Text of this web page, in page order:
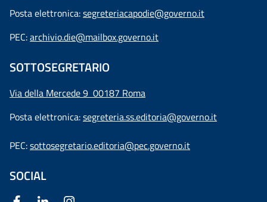
Posta elettronica:segreteriacapodie@governo.it
PEC:archivio.die@mailbox.governo.it
SOTTOSEGRETARIO
Via della Mercede 9 00187 Roma
Posta elettronica:segreteria.ss.editoria@governo.it
PEC:sottosegretario.editoria@pec.governo.it
SOCIAL